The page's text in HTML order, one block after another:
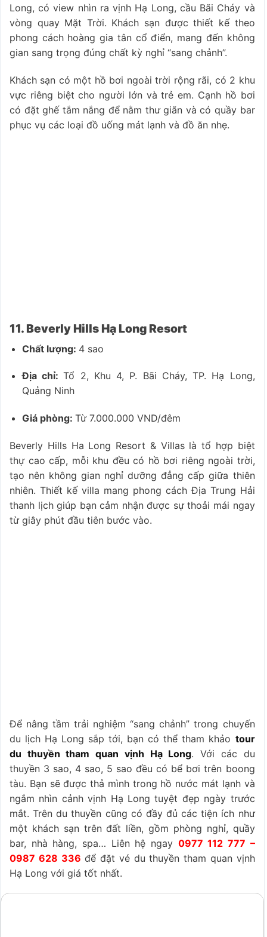
Long, có view nhìn ra vịnh Hạ Long, cầu Bãi Cháy và
vòng quay Mặt Trời. Khách sạn được thiết kế theo
phong cách hoàng gia tân cổ điển, mang đến không
gian sang trọng đúng chất kỳ nghỉ “sang chảnh”.
Khách sạn có một hồ bơi ngoài trời rộng rãi, có 2 khu
vực riêng biệt cho người lớn và trẻ em. Cạnh hồ bơi
có đặt ghế tắm nắng để nằm thư giãn và có quầy bar
phục vụ các loại đồ uống mát lạnh và đồ ăn nhẹ.
11. Beverly Hills Hạ Long Resort
Chất lượng: 4 sao
Địa chỉ:Tổ 2, Khu 4, P. Bãi Cháy, TP. Hạ Long,
Quảng Ninh
Giá phòng: Từ 7.000.000 VND/đêm
Beverly Hills Ha Long Resort & Villas là tổ hợp biệt
thự cao cấp, mỗi khu đều có hồ bơi riêng ngoài trời,
tạo nên không gian nghỉ dưỡng đẳng cấp giữa thiên
nhiên. Thiết kế villa mang phong cách Địa Trung Hải
thanh lịch giúp bạn cảm nhận được sự thoải mái ngay
từ giây phút đầu tiên bước vào.
Để nâng tầm trải nghiệm “sang chảnh” trong chuyến
du lịch Hạ Long sắp tới, bạn có thể tham khảo tour
du thuyền tham quan vịnh Hạ Long. Với các du
thuyền 3 sao, 4 sao, 5 sao đều có bể bơi trên boong
tàu. Bạn sẽ được thả mình trong hồ nước mát lạnh và
ngắm nhìn cảnh vịnh Hạ Long tuyệt đẹp ngày trước
mắt. Trên du thuyền cũng có đầy đủ các tiện ích như
một khách sạn trên đất liền, gồm phòng nghỉ, quầy
bar, nhà hàng, spa… Liên hệ ngay 0977 112 777 –
0987 628 336 để đặt vé du thuyền tham quan vịnh
Hạ Long với giá tốt nhất.